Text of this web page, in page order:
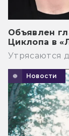
Объявлен
Циклопа в
Утрясаются
Новости